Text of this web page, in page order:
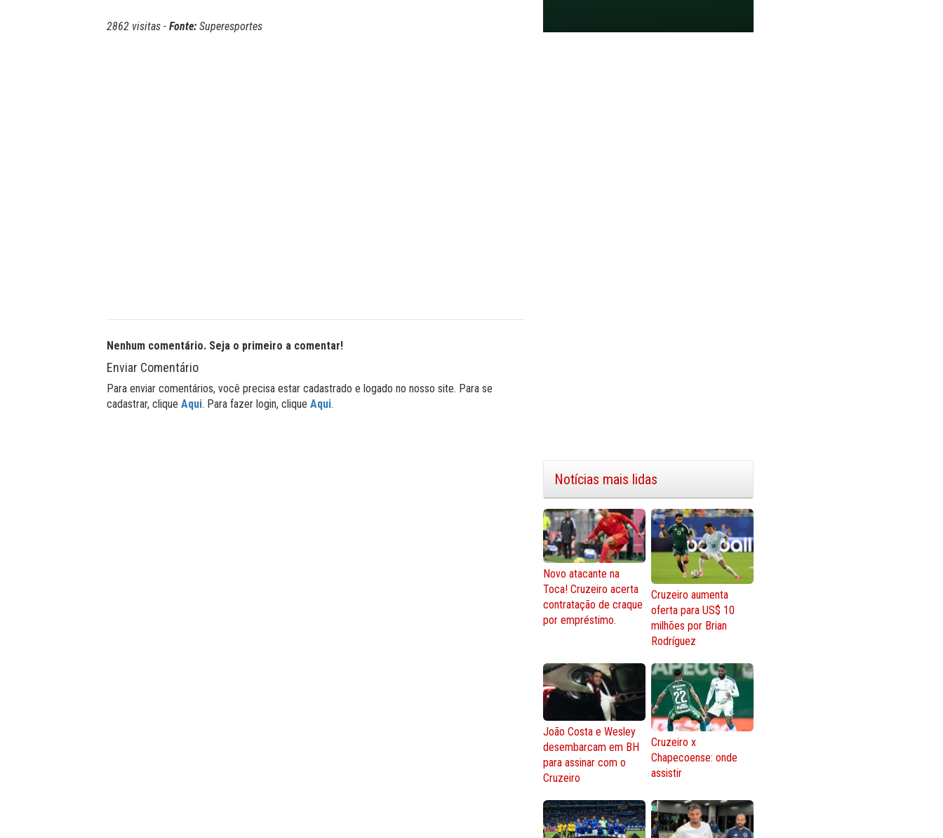
2862 visitas - Fonte: Superesportes
Nenhum comentário. Seja o primeiro a comentar!
Enviar Comentário
Para enviar comentários, você precisa estar cadastrado e logado no nosso site. Para se
cadastrar, clique Aqui. Para fazer login, clique Aqui.
Notícias mais lidas
Novo atacante na
Toca! Cruzeiro acerta
contratação de craque
por empréstimo.
Cruzeiro aumenta
oferta para US$ 10
milhões por Brian
Rodríguez
João Costa e Wesley
desembarcam em BH
para assinar com o
Cruzeiro
Cruzeiro x
Chapecoense: onde
assistir